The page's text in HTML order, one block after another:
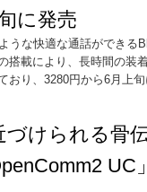
に発売
うな快適な通話ができる
搭載により、長時間の装
おり、3280円から6月上
づけられる骨